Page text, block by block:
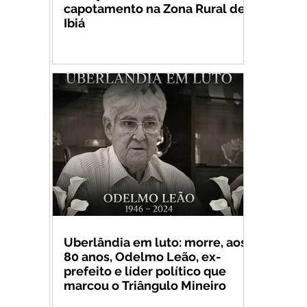
capotamento na Zona Rural de
Ibiá
Uberlândia em luto: morre, aos
80 anos, Odelmo Leão, ex-
prefeito e líder político que
marcou o Triângulo Mineiro